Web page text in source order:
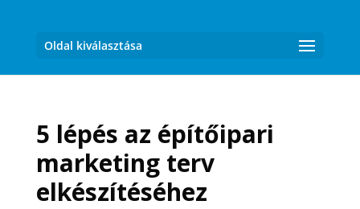
Oldal kiválasztása
5 lépés az építőipari
marketing terv
elkészítéséhez